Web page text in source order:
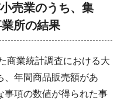
売業のうち、集
所の結果
商業統計調査における大
、年間商品販売額があ
事項の数値が得られた事